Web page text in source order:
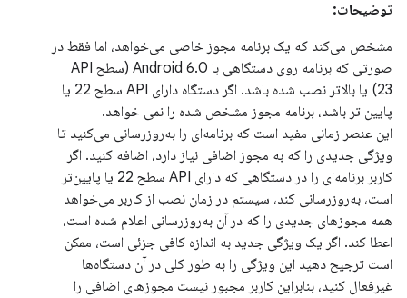
توضیحات:
مشخص می‌کند که یک برنامه مجوز خاصی می‌خواهد، اما فقط در
صورتی که برنامه روی دستگاهی با Android 6.0 (سطح API
23) یا بالاتر نصب شده باشد. اگر دستگاه دارای API سطح 22 یا
پایین تر باشد، برنامه مجوز مشخص شده را نمی خواهد.
این عنصر زمانی مفید است که برنامه‌ای را به‌روزرسانی می‌کنید تا
ویژگی جدیدی را که به مجوز اضافی نیاز دارد، اضافه کنید. اگر
کاربر برنامه‌ای را در دستگاهی که دارای API سطح 22 یا پایین‌تر
است، به‌روزرسانی کند، سیستم در زمان نصب از کاربر می‌خواهد
همه مجوزهای جدیدی را که در آن به‌روزرسانی اعلام شده است،
اعطا کند. اگر یک ویژگی جدید به اندازه کافی جزئی است، ممکن
است ترجیح دهید این ویژگی را به طور کلی در آن دستگاه‌ها
غیرفعال کنید، بنابراین کاربر مجبور نیست مجوزهای اضافی را